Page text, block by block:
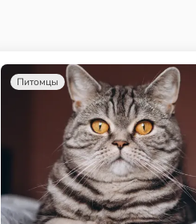
Питомцы